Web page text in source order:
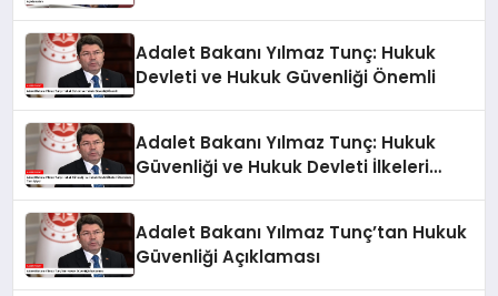
Adalet Bakanı Yılmaz Tunç: Hukuk
Devleti ve Hukuk Güvenliği Önemli
Adalet Bakanı Yılmaz Tunç: Hukuk
Güvenliği ve Hukuk Devleti İlkeleri
Adalet Bakanı Yılmaz Tunç’tan Hukuk
Güvenliği Açıklaması